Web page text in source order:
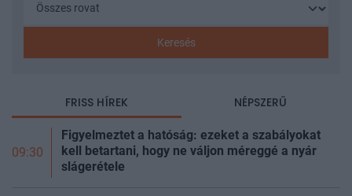
Keresés
FRISS HÍREK NÉPSZERŰ
09:30
Figyelmeztet a hatóság: ezeket a szabályokat
kell betartani, hogy ne váljon méreggé a nyár
slágerétele